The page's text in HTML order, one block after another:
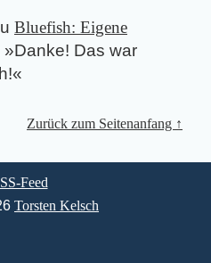
Bluefish: Eigene
»Danke! Das war
«
Zurück zum Seitenanfang ↑
Feed
Torsten Kelsch